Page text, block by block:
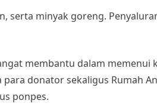
serta minyak goreng.
membantu dalam memenui
donator sekaligus Rumah
ponpes.